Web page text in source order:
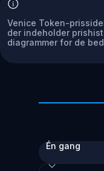
Venice Token-
der indeholder
diagrammer for de
Én gang